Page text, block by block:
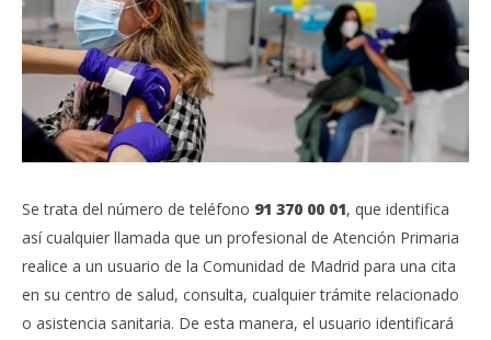
Se trata del número de teléfono 91 370 00 01, que identifica
así cualquier llamada que un profesional de Atención Primaria
realice a un usuario de la Comunidad de Madrid para una cita
en su centro de salud, consulta, cualquier trámite relacionado
o asistencia sanitaria. De esta manera, el usuario identificará